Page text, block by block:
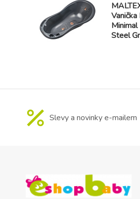
Vanička
Steel
Slevy a novinky e-mailem